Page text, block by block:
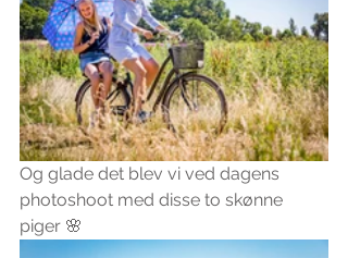
Og glade det blev vi ved dagens
photoshoot med disse to skønne
piger 🌸